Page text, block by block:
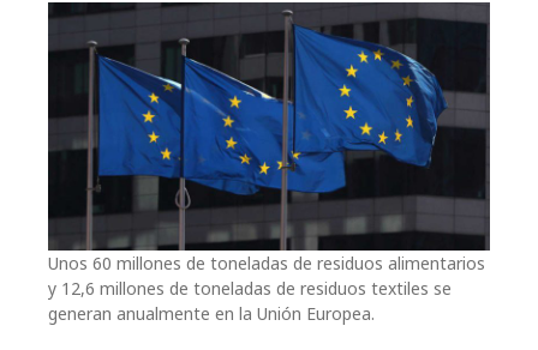
Unos 60 millones de toneladas de residuos alimentarios
y 12,6 millones de toneladas de residuos textiles se
generan anualmente en la Unión Europea.